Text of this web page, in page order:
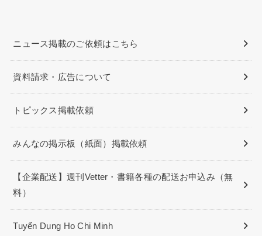
ニュース掲載のご依頼はこちら
資料請求・広告について
トピックス掲載依頼
みんなの掲示板（紙面）掲載依頼
【企業配送】週刊Vetter・書籍各種の配送お申込み（無
料）
Tuyển Dụng Ho Chi Minh